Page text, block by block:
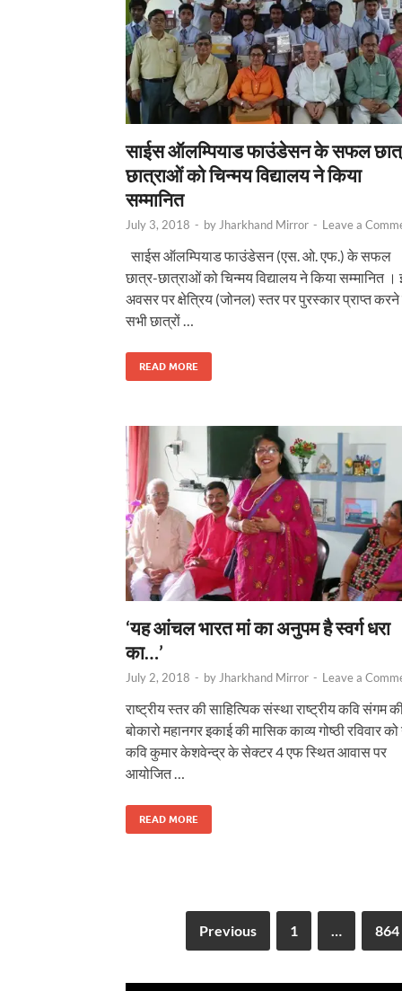
साईस ऑलम्पियाड फाउंडेसन के सफल
छात्राओं को चिन्मय विद्यालय ने किया
सम्मानित
July 3, 2018 - byJharkhand Mirror - Leave a
साईस ऑलम्पियाड फाउंडेसन (एस. ओ. एफ.) के सफल
छात्र-छात्राओं को चिन्मय विद्यालय ने किया सम्मानित ।
अवसर पर क्षेत्रिय (जोनल) स्तर पर पुरस्कार प्राप्त करने
सभी छात्रों …
READ MORE
‘यह आंचल भारत मां का अनुपम है स्वर्ग धरा
का…’
July 2, 2018 - by Jharkhand Mirror - Leave a
राष्ट्रीय स्तर की साहित्यिक संस्था राष्ट्रीय कवि संगम
बोकारो महानगर इकाई की मासिक काव्य गोष्ठी रविवार को
कवि कुमार केशवेन्द्र के सेक्टर 4 एफ स्थित आवास पर
आयोजित …
READ MORE
Previous 1 … 864